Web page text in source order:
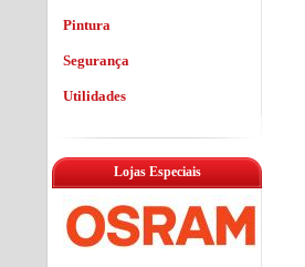
Pintura
Segurança
Utilidades
Lojas Especiais